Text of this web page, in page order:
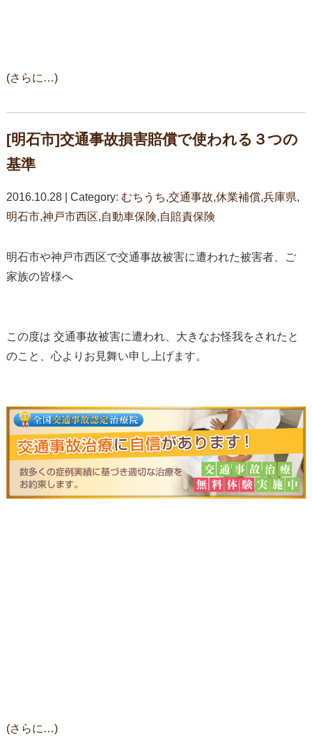
(さらに…)
[明石市]交通事故損害賠償で使われる３つの
基準
2016.10.28 | Category: むちうち,交通事故,休業補償,兵庫県,
明石市,神戸市西区,自動車保険,自賠責保険
明石市や神戸市西区で交通事故被害に遭われた被害者、ご
家族の皆様へ
この度は 交通事故被害に遭われ、大きなお怪我をされたと
のこと、心よりお見舞い申し上げます。
(さらに…)